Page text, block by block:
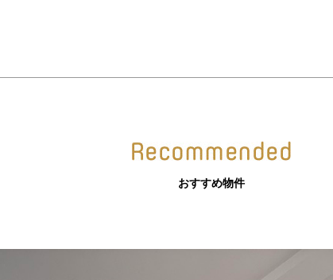
おすすめ物件